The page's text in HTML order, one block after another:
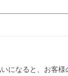
になると、お客